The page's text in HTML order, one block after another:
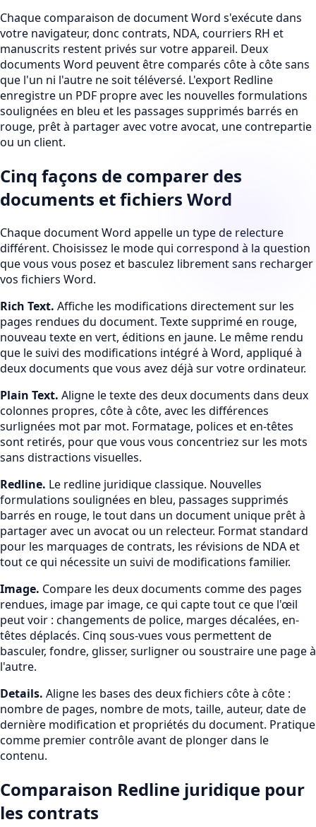
Chaque comparaison de document Word s'exécute dans
votre navigateur, donc contrats, NDA, courriers RH et
manuscrits restent privés sur votre appareil. Deux
documents Word peuvent être comparés côte à côte sans
que l'un ni l'autre ne soit téléversé. L'export Redline
enregistre un PDF propre avec les nouvelles formulations
soulignées en bleu et les passages supprimés barrés en
rouge, prêt à partager avec votre avocat, une contrepartie
ou un client.
Cinq façons de comparer des
documents et fichiers Word
Chaque document Word appelle un type de relecture
différent. Choisissez le mode qui correspond à la question
que vous vous posez et basculez librement sans recharger
vos fichiers Word.
Rich Text. Affiche les modifications directement sur les
pages rendues du document. Texte supprimé en rouge,
nouveau texte en vert, éditions en jaune. Le même rendu
que le suivi des modifications intégré à Word, appliqué à
deux documents que vous avez déjà sur votre ordinateur.
Plain Text. Aligne le texte des deux documents dans deux
colonnes propres, côte à côte, avec les différences
surlignées mot par mot. Formatage, polices et en-têtes
sont retirés, pour que vous vous concentriez sur les mots
sans distractions visuelles.
Redline. Le redline juridique classique. Nouvelles
formulations soulignées en bleu, passages supprimés
barrés en rouge, le tout dans un document unique prêt à
partager avec un avocat ou un relecteur. Format standard
pour les marquages de contrats, les révisions de NDA et
tout ce qui nécessite un suivi de modifications familier.
Image. Compare les deux documents comme des pages
rendues, image par image, ce qui capte tout ce que l'œil
peut voir : changements de police, marges décalées, en-
têtes déplacés. Cinq sous-vues vous permettent de
basculer, fondre, glisser, surligner ou soustraire une page à
l'autre.
Details. Aligne les bases des deux fichiers côte à côte :
nombre de pages, nombre de mots, taille, auteur, date de
dernière modification et propriétés du document. Pratique
comme premier contrôle avant de plonger dans le
contenu.
Comparaison Redline juridique pour
les contrats